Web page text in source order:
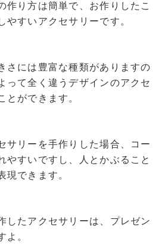
作り方は簡単で、お作りしたこ
やすいアクセサリーです。
さには豊富な種類がありますの
って全く違うデザインのアクセ
とができます。
サリーを手作りした場合、コー
やすいですし、人とかぶること
現できます。
したアクセサリーは、プレゼン
よ。